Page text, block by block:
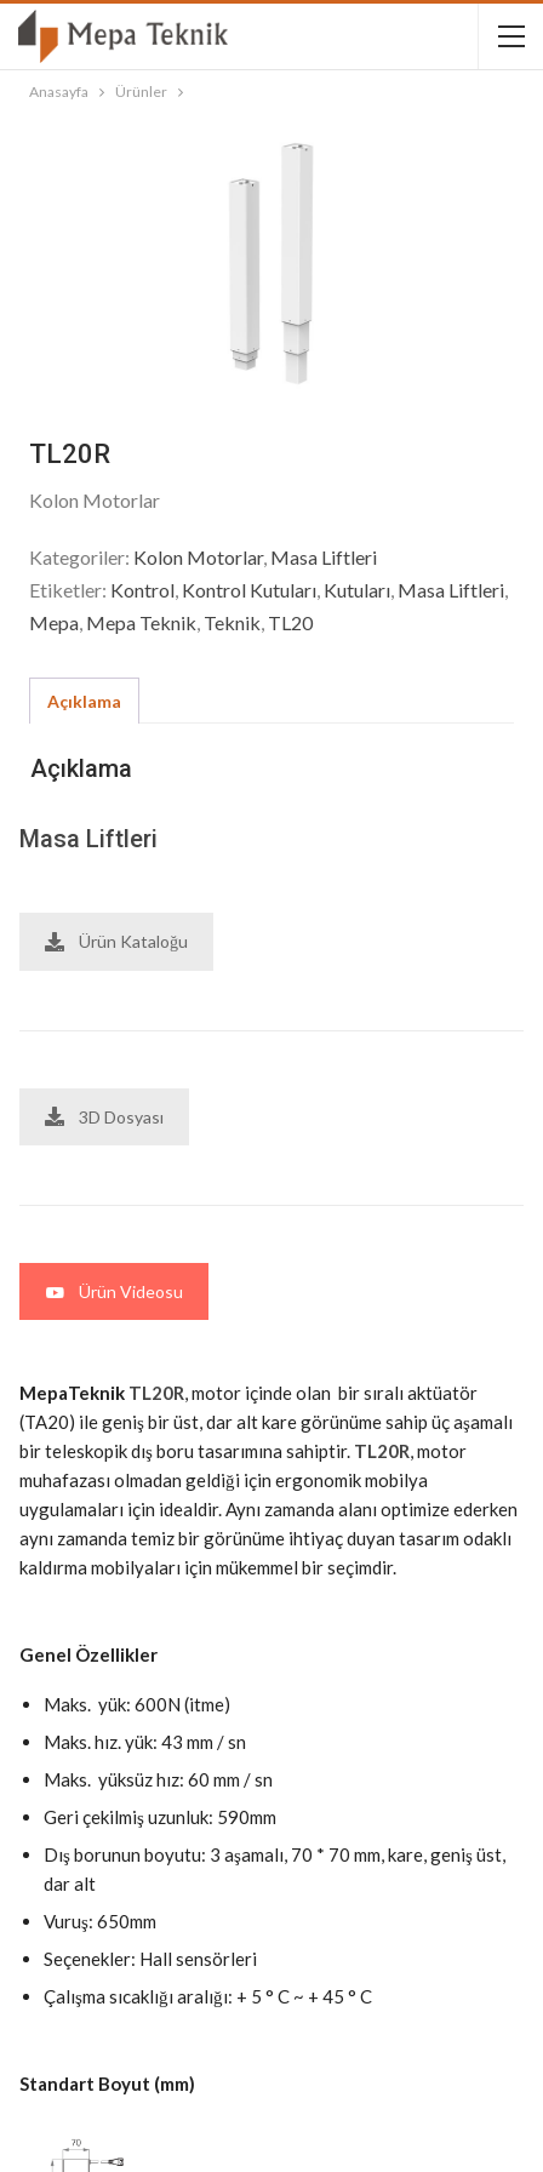
Anasayfa Ürünler
TL20R
Kolon Motorlar
Kategoriler: Kolon Motorlar, Masa Liftleri
Etiketler: Kontrol, Kontrol Kutuları, Kutuları, Masa Liftleri,
Mepa, Mepa Teknik, Teknik, TL20
Açıklama
Açıklama
Masa Liftleri
Ürün Kataloğu
3D Dosyası
Ürün Videosu
MepaTeknik TL20R, motor içinde olan bir sıralı aktüatör
(TA20) ile geniş bir üst, dar alt kare görünüme sahip üç aşamalı
bir teleskopik dış boru tasarımına sahiptir. TL20R, motor
muhafazası olmadan geldiği için ergonomik mobilya
uygulamaları için idealdir. Aynı zamanda alanı optimize ederken
aynı zamanda temiz bir görünüme ihtiyaç duyan tasarım odaklı
kaldırma mobilyaları için mükemmel bir seçimdir.
Genel Özellikler
Maks. yük: 600N (itme)
Maks. hız. yük: 43 mm / sn
Maks. yüksüz hız: 60 mm / sn
Geri çekilmiş uzunluk: 590mm
Dış borunun boyutu: 3 aşamalı, 70 * 70 mm, kare, geniş üst,
dar alt
Vuruş: 650mm
Seçenekler: Hall sensörleri
Çalışma sıcaklığı aralığı: + 5 ° C ~ + 45 ° C
Standart Boyut (mm)